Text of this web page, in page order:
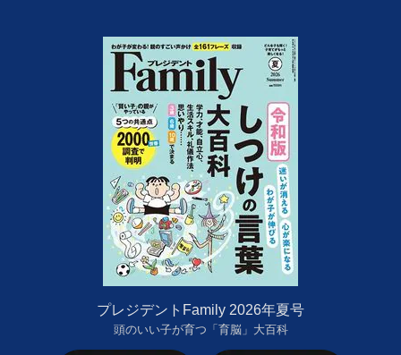
プレジデントFamily 2026年夏号
頭のいい子が育つ「育脳」大百科